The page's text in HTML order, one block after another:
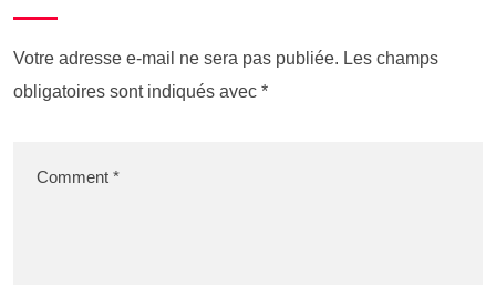
Votre adresse e-mail ne sera pas publiée. Les champs
obligatoires sont indiqués avec *